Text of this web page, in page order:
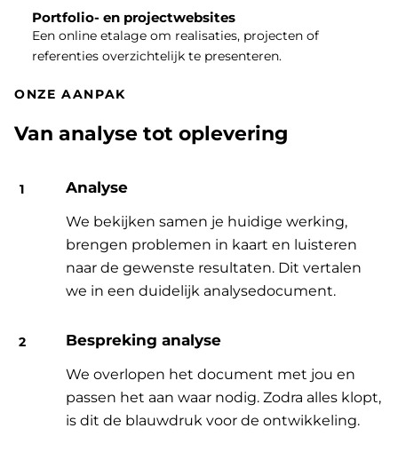
Portfolio- en projectwebsites
Een online etalage om realisaties, projecten of
referenties overzichtelijk te presenteren.
ONZE AANPAK
Van analyse tot oplevering
Analyse
We bekijken samen je huidige werking,
brengen problemen in kaart en luisteren
naar de gewenste resultaten. Dit vertalen
we in een duidelijk analysedocument.
Bespreking analyse
We overlopen het document met jou en
passen het aan waar nodig. Zodra alles klopt,
is dit de blauwdruk voor de ontwikkeling.